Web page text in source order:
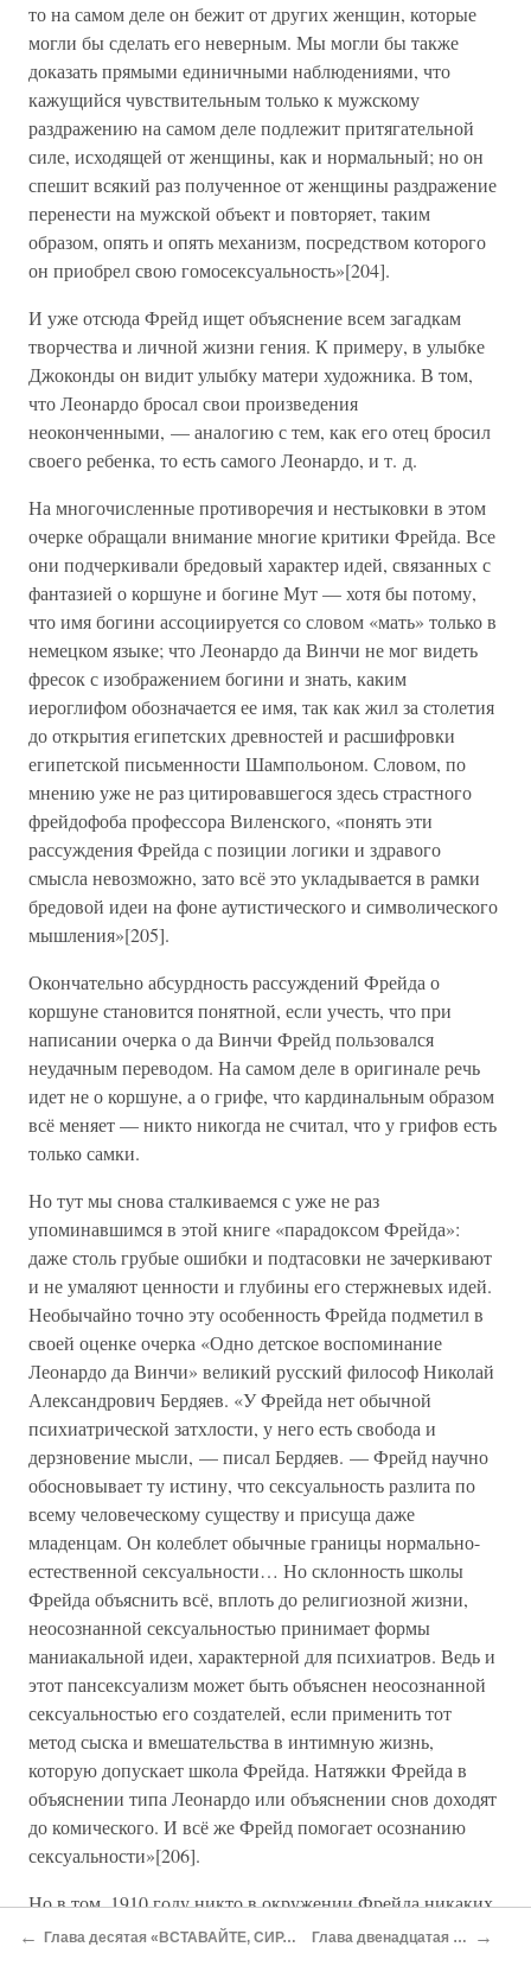
то на самом деле он бежит от других женщин, которые
могли бы сделать его неверным. Мы могли бы также
доказать прямыми единичными наблюдениями, что
кажущийся чувствительным только к мужскому
раздражению на самом деле подлежит притягательной
силе, исходящей от женщины, как и нормальный; но он
спешит всякий раз полученное от женщины раздражение
перенести на мужской объект и повторяет, таким
образом, опять и опять механизм, посредством которого
он приобрел свою гомосексуальность»[204].
И уже отсюда Фрейд ищет объяснение всем загадкам
творчества и личной жизни гения. К примеру, в улыбке
Джоконды он видит улыбку матери художника. В том,
что Леонардо бросал свои произведения
неоконченными, — аналогию с тем, как его отец бросил
своего ребенка, то есть самого Леонардо, и т. д.
На многочисленные противоречия и нестыковки в этом
очерке обращали внимание многие критики Фрейда. Все
они подчеркивали бредовый характер идей, связанных с
фантазией о коршуне и богине Мут — хотя бы потому,
что имя богини ассоциируется со словом «мать» только в
немецком языке; что Леонардо да Винчи не мог видеть
фресок с изображением богини и знать, каким
иероглифом обозначается ее имя, так как жил за столетия
до открытия египетских древностей и расшифровки
египетской письменности Шампольоном. Словом, по
мнению уже не раз цитировавшегося здесь страстного
фрейдофоба профессора Виленского, «понять эти
рассуждения Фрейда с позиции логики и здравого
смысла невозможно, зато всё это укладывается в рамки
бредовой идеи на фоне аутистического и символического
мышления»[205].
Окончательно абсурдность рассуждений Фрейда о
коршуне становится понятной, если учесть, что при
написании очерка о да Винчи Фрейд пользовался
неудачным переводом. На самом деле в оригинале речь
идет не о коршуне, а о грифе, что кардинальным образом
всё меняет — никто никогда не считал, что у грифов есть
только самки.
Но тут мы снова сталкиваемся с уже не раз
упоминавшимся в этой книге «парадоксом Фрейда»:
даже столь грубые ошибки и подтасовки не зачеркивают
и не умаляют ценности и глубины его стержневых идей.
Необычайно точно эту особенность Фрейда подметил в
своей оценке очерка «Одно детское воспоминание
Леонардо да Винчи» великий русский философ Николай
Александрович Бердяев. «У Фрейда нет обычной
психиатрической затхлости, у него есть свобода и
дерзновение мысли, — писал Бердяев. — Фрейд научно
обосновывает ту истину, что сексуальность разлита по
всему человеческому существу и присуща даже
младенцам. Он колеблет обычные границы нормально-
естественной сексуальности… Но склонность школы
Фрейда объяснить всё, вплоть до религиозной жизни,
неосознанной сексуальностью принимает формы
маниакальной идеи, характерной для психиатров. Ведь и
этот пансексуализм может быть объяснен неосознанной
сексуальностью его создателей, если применить тот
метод сыска и вмешательства в интимную жизнь,
которую допускает школа Фрейда. Натяжки Фрейда в
объяснении типа Леонардо или объяснении снов доходят
до комического. И всё же Фрейд помогает осознанию
сексуальности»[206].
Но в том, 1910 году никто в окружении Фрейда никаких
натяжек и ничего комического в работе о Леонардо не
← Глава десятая «ВСТАВАЙТЕ, СИР, ВАС ЖДУТ ВЕЛИКИЕ ДЕЛА!» Глава двенадцатая БУНТ НА КОРАБЛЕ →